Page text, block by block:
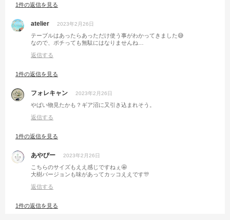
1件の返信を見る
atelier 2023年2月26日
テーブルはあったらあっただけ使う事がわかってきました😅
なので、ポチっても無駄にはなりませんね…
返信する
1件の返信を見る
フォレキャン 2023年2月26日
やばい物見たかも？ギア沼に又引き込まれそう。
返信する
1件の返信を見る
あやぴー 2023年2月26日
こちらのサイズもええ感じですねぇ🤩
大樹バージョンも味があってカッコええです🎊
返信する
1件の返信を見る